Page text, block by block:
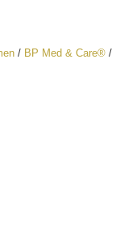
/ BP Med & Care®/